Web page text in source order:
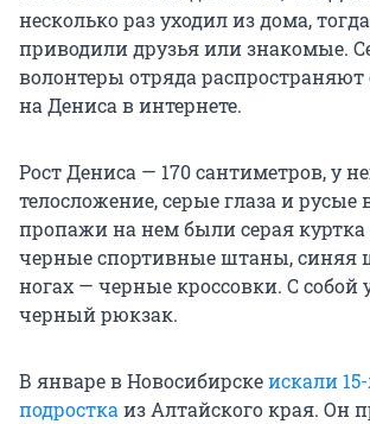
несколько раз уходил из дома,
приводили друзья или знакомые.
волонтеры отряда
на Дениса в интернете.
Рост Дениса — 170 сантиметров, у
телосложение, серые глаза и русые
пропажи на нем были серая
черные спортивные штаны, синяя
ногах — черные кроссовки. С собой
черный рюкзак.
В январе в Новосибирскеискали
подросткаиз Алтайского края. Он